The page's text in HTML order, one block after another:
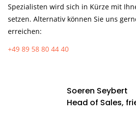
Spezialisten wird sich in Kürze mit
setzen. Alternativ können Sie uns
erreichen:
+49 89 58 80 44 40
Soeren Seybert
Head of Sales,